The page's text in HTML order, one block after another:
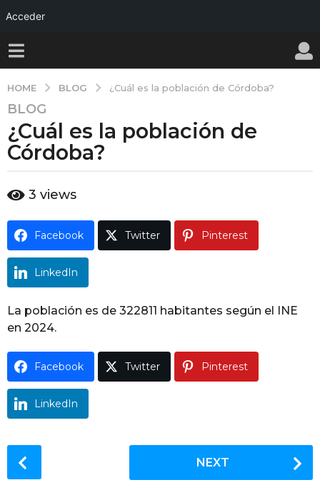
Acceder
HOME BLOG ¿Cuál es la población de Córdoba?
1
a
ñ
o
g
a
ñ
o
g
o
BLOG
¿Cuál es la población de
Córdoba?
y
a
l
3 views
Facebook Twitter Pinterest
LinkedIn
La población es de 322811 habitantes según el INE
en 2024.
Facebook Twitter Pinterest
LinkedIn
o
NEXT